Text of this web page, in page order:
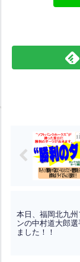
本日、福岡北九
ンの中村道大郎
ました！！